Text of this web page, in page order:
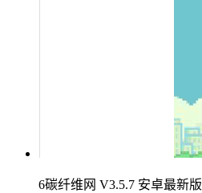
6碳纤维网 V3.5.7 安卓最新版